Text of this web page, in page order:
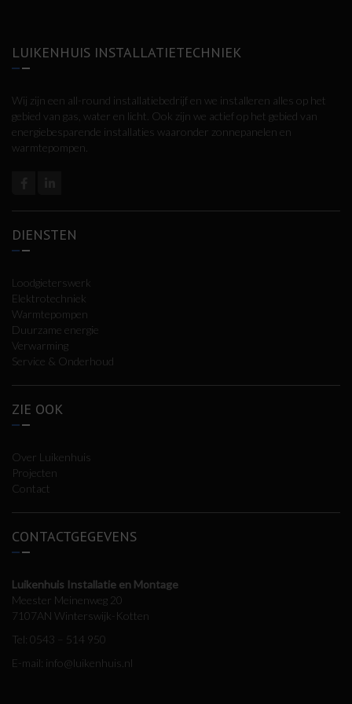
LUIKENHUIS INSTALLATIETECHNIEK
Wij zijn een all-round installatiebedrijf en we installeren alles op het
gebied van gas, water en licht. Ook zijn we actief op het gebied van
energiebesparende installaties waaronder zonnepanelen en
warmtepompen.
DIENSTEN
Loodgieterswerk
Elektrotechniek
Warmtepompen
Duurzame energie
Verwarming
Service & Onderhoud
ZIE OOK
Over Luikenhuis
Projecten
Contact
CONTACTGEGEVENS
Luikenhuis Installatie en Montage
Meester Meinenweg 20
7107AN Winterswijk-Kotten
Tel: 0543 – 514 950
E-mail: info@luikenhuis.nl